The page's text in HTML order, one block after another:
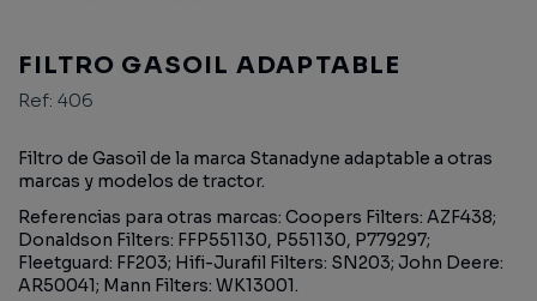
FILTRO GASOIL ADAPTABLE
Ref: 406
Filtro de Gasoil de la marca Stanadyne adaptable a otras
marcas y modelos de tractor.
Referencias para otras marcas: Coopers Filters: AZF438;
Donaldson Filters: FFP551130, P551130, P779297;
Fleetguard: FF203; Hifi-Jurafil Filters: SN203; John Deere:
AR50041; Mann Filters: WK13001.